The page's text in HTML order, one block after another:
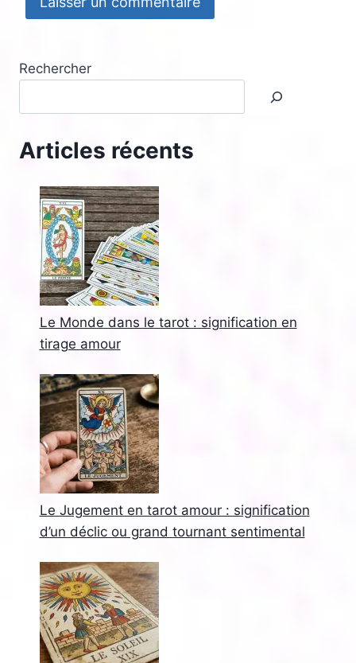
Rechercher
Articles récents
Le Monde dans le tarot : signification en
tirage amour
Le Jugement en tarot amour : signification
d’un déclic ou grand tournant sentimental